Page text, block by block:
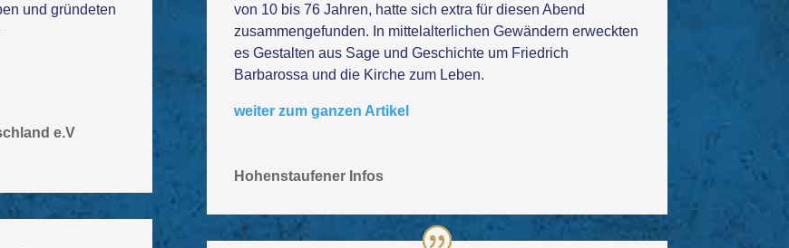
und gründeten
e.V
von 10 bis 76 Jahren, hatte sich extra für diesen Abend
zusammengefunden. In mittelalterlichen Gewändern erweckten
es Gestalten aus Sage und Geschichte um Friedrich
Barbarossa und die Kirche zum Leben.
weiter zum ganzen Artikel
Hohenstaufener Infos